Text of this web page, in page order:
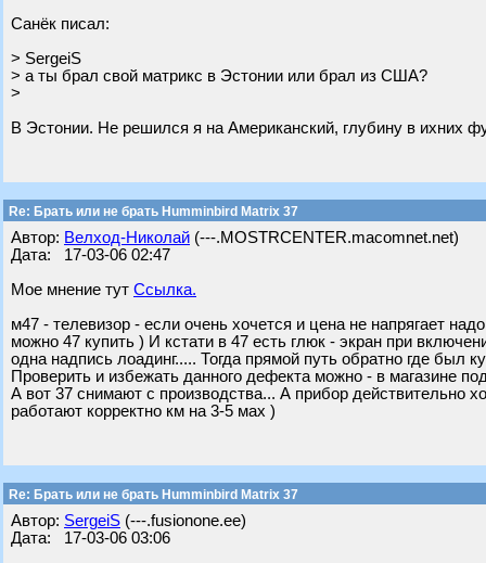
Санёк писал:
> SergeiS
> а ты брал свой матрикс в Эстонии или брал из США?
>
В Эстонии. Не решился я на Американский, глубину в ихних
Re: Брать или не брать Humminbird Matrix 37
Автор: Велход-Николай (---.MOSTRCENTER.macomnet.net)
Дата: 17-03-06 02:47
Мое мнение тут Ссылка.
м47 - телевизор - если очень хочется и цена не напрягает
можно 47 купить ) И кстати в 47 есть глюк - экран при
одна надпись лоадинг..... Тогда прямой путь обратно где был
Проверить и избежать данного дефекта можно - в магазине
А вот 37 снимают с производства... А прибор действительно
работают корректно км на 3-5 мах )
Re: Брать или не брать Humminbird Matrix 37
Автор: SergeiS (---.fusionone.ee)
Дата: 17-03-06 03:06